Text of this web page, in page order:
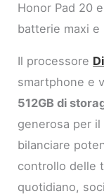
Honor Pad 20
batterie maxi e
Il processore
smartphone e
512GB di
generosa per
bilanciare
controllo delle
quotidiano,